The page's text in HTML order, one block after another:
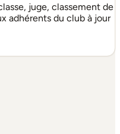
juge, classement de
adhérents du club à jour